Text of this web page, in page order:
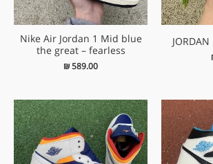
Nike Air Jordan 1 Mid blue
the great – fearless
₪589.00